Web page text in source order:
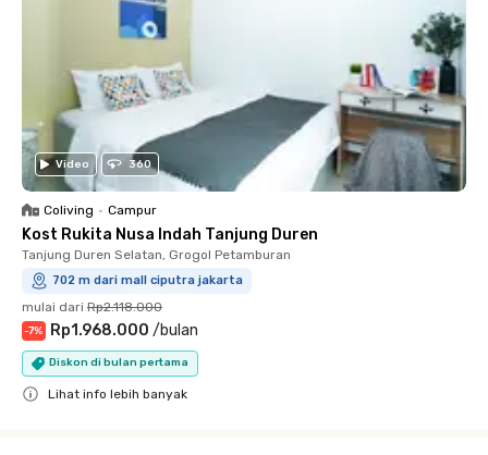
Video 360
Coliving • Campur
Kost Rukita Nusa Indah Tanjung Duren
Tanjung Duren Selatan, Grogol Petamburan
702 m dari mall ciputra jakarta
mulai dari Rp2.118.000
-7% Rp1.968.000 /bulan
Diskon di bulan pertama
Lihat info lebih banyak